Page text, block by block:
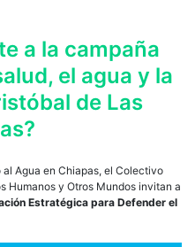
para
Vida
en
a la campaña
el agua y la
de Las
Agua en Chiapas, el Colectivo
Humanos y Otros Mundos invitan a
Estratégica para Defender el